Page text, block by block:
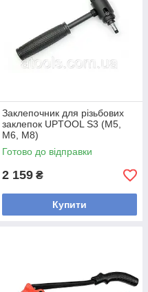
Заклепочник для різьбових
заклепок UPTOOL S3 (М5,
М6, М8)
Готово до відправки
2 159 ₴
Купити